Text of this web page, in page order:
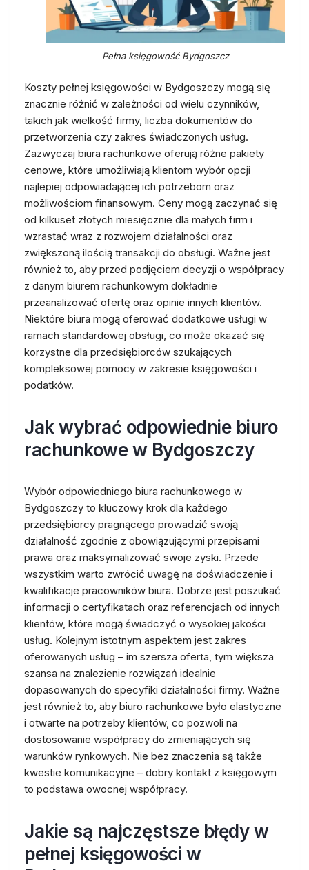
Pełna księgowość Bydgoszcz
Koszty pełnej księgowości w Bydgoszczy mogą się
znacznie różnić w zależności od wielu czynników,
takich jak wielkość firmy, liczba dokumentów do
przetworzenia czy zakres świadczonych usług.
Zazwyczaj biura rachunkowe oferują różne pakiety
cenowe, które umożliwiają klientom wybór opcji
najlepiej odpowiadającej ich potrzebom oraz
możliwościom finansowym. Ceny mogą zaczynać się
od kilkuset złotych miesięcznie dla małych firm i
wzrastać wraz z rozwojem działalności oraz
zwiększoną ilością transakcji do obsługi. Ważne jest
również to, aby przed podjęciem decyzji o współpracy
z danym biurem rachunkowym dokładnie
przeanalizować ofertę oraz opinie innych klientów.
Niektóre biura mogą oferować dodatkowe usługi w
ramach standardowej obsługi, co może okazać się
korzystne dla przedsiębiorców szukających
kompleksowej pomocy w zakresie księgowości i
podatków.
Jak wybrać odpowiednie biuro
rachunkowe w Bydgoszczy
Wybór odpowiedniego biura rachunkowego w
Bydgoszczy to kluczowy krok dla każdego
przedsiębiorcy pragnącego prowadzić swoją
działalność zgodnie z obowiązującymi przepisami
prawa oraz maksymalizować swoje zyski. Przede
wszystkim warto zwrócić uwagę na doświadczenie i
kwalifikacje pracowników biura. Dobrze jest poszukać
informacji o certyfikatach oraz referencjach od innych
klientów, które mogą świadczyć o wysokiej jakości
usług. Kolejnym istotnym aspektem jest zakres
oferowanych usług – im szersza oferta, tym większa
szansa na znalezienie rozwiązań idealnie
dopasowanych do specyfiki działalności firmy. Ważne
jest również to, aby biuro rachunkowe było elastyczne
i otwarte na potrzeby klientów, co pozwoli na
dostosowanie współpracy do zmieniających się
warunków rynkowych. Nie bez znaczenia są także
kwestie komunikacyjne – dobry kontakt z księgowym
to podstawa owocnej współpracy.
Jakie są najczęstsze błędy w
pełnej księgowości w